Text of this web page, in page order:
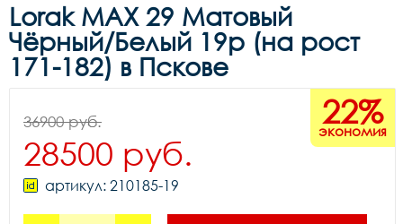
Lorak MAX 29 Матовый
Чёрный/Белый 19р (на рост
171-182) в Пскове
22%
экономия
36900 руб.
28500 руб.
артикул: 210185-19